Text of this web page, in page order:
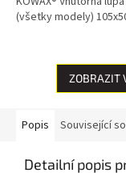
(všetky modely)
ZOBRAZIT
Popis Související
Detailní popis